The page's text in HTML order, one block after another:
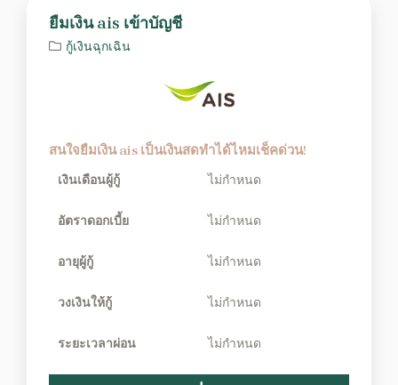
ยืมเงิน ais เข้าบัญชี
กู้เงินฉุกเฉิน
สนใจยืมเงิน ais เป็นเงินสดทำได้ไหมเช็คด่วน!
เงินเดือนผู้กู้ ไม่กำหนด
อัตราดอกเบี้ย ไม่กำหนด
อายุผู้กู้ ไม่กำหนด
วงเงินให้กู้ ไม่กำหนด
ระยะเวลาผ่อน ไม่กำหนด